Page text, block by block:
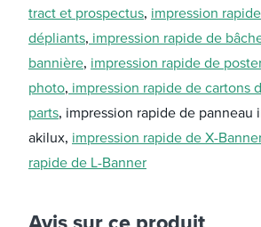
tract et prospectus, impression
dépliants, impression rapide de
bannière, impression rapide de
photo, impression rapide de cartons
parts, impression rapide de panneau
akilux, impression rapide de X-Banner
rapide de L-Banner
Avis sur ce produit